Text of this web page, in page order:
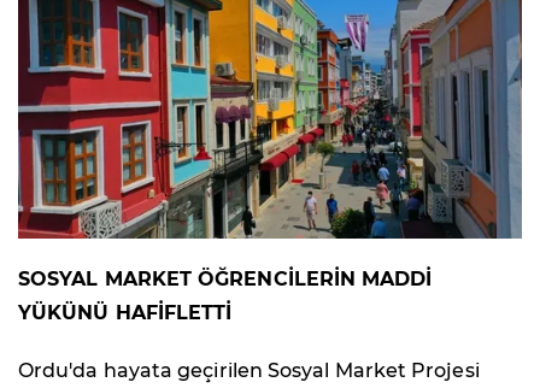
SOSYAL MARKET ÖĞRENCİLERİN MADDİ
YÜKÜNÜ HAFİFLETTİ
Ordu'da hayata geçirilen Sosyal Market Projesi